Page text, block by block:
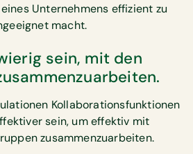
Unternehmens effizient zu
macht.
sein, mit den
Kollaborationsfunktionen
sein, um effektiv mit
zusammenzuarbeiten.